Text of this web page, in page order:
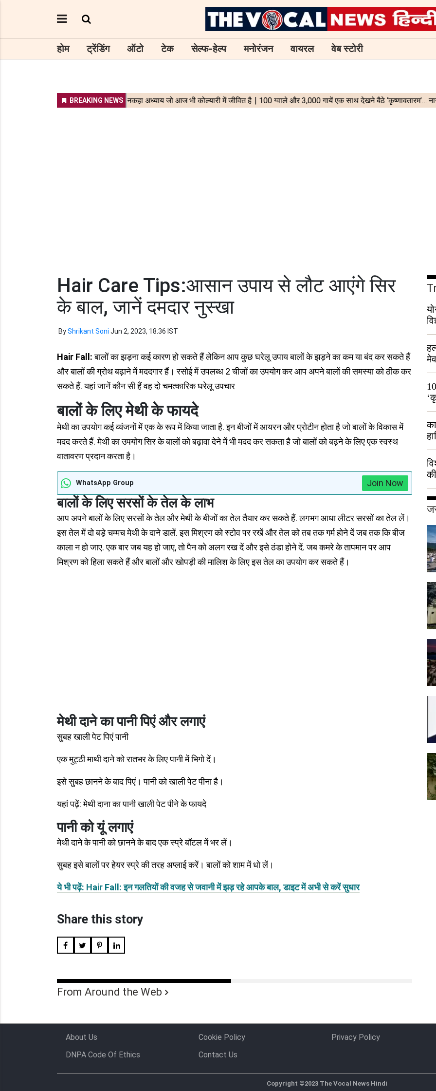
होम ट्रेंडिंग ऑटो टेक सेल्फ-हेल्प मनोरंजन वायरल वेब स्टोरी
Hair Care Tips:आसान उपाय से लौट आएंगे सिर
के बाल, जानें दमदार नुस्खा
ByShrikant Soni Jun 2, 2023, 18:36 IST
Hair Fall:बालों का झड़ना कई कारण हो सकते हैं लेकिन आप कुछ घरेलू उपाय बालों के झड़ने का कम या बंद कर सकते हैं
और बालों की ग्रोथ बढ़ाने में मददगार हैं। रसोई में उपलब्ध 2 चीजों का उपयोग कर आप अपने बालों की समस्या को ठीक कर
सकते हैं. यहां जानें कौन सी हैं वह दो चमत्कारिक घरेलू उपचार
बालों के लिए मेथी के फायदे
मेथी का उपयोग कई व्यंजनों में एक के रूप में किया जाता है. इन बीजों में आयरन और प्रोटीन होता है जो बालों के विकास में
मदद करते हैं. मेथी का उपयोग सिर के बालों को बढ़ावा देने में भी मदद कर सकता है जो बालों को बढ़ने के लिए एक स्वस्थ
वातावरण प्रदान करता है।
WhatsApp Group Join Now
बालों के लिए सरसों के तेल के लाभ
आप अपने बालों के लिए सरसों के तेल और मेथी के बीजों का तेल तैयार कर सकते हैं. लगभग आधा लीटर सरसों का तेल लें।
इस तेल में दो बड़े चम्मच मेथी के दाने डालें. इस मिश्रण को स्टोव पर रखें और तेल को तब तक गर्म होने दें जब तक कि बीज
काला न हो जाए. एक बार जब यह हो जाए, तो पैन को अलग रख दें और इसे ठंडा होने दें. जब कमरे के तापमान पर आप
मिश्रण को हिला सकते हैं और बालों और खोपड़ी की मालिश के लिए इस तेल का उपयोग कर सकते हैं।
मेथी दाने का पानी पिएं और लगाएं
सुबह खाली पेट पिएं पानी
एक मुट्ठी माथी दाने को रातभर के लिए पानी में भिगो दें।
इसे सुबह छानने के बाद पिएं। पानी को खाली पेट पीना है।
यहां पढ़ें: मेथी दाना का पानी खाली पेट पीने के फायदे
पानी को यूं लगाएं
मेथी दाने के पानी को छानने के बाद एक स्प्रे बॉटल में भर लें।
सुबह इसे बालों पर हेयर स्प्रे की तरह अप्लाई करें। बालों को शाम में धो लें।
ये भी पढ़ें: Hair Fall: इन गलतियों की वजह से जवानी में झड़ रहे आपके बाल, डाइट में अभी से करें सुधार
Share this story
From Around the Web
हुई
About Us Cookie Policy Privacy Policy
DNPA Code Of Ethics
Contact Us
Copyright ©2023 The Vocal News Hindi